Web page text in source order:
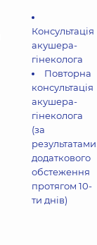
Консультація
акушера-
гінеколога
Повторна
консультація
акушера-
гінеколога
(за
результатами
додаткового
обстеження
протягом 10-
ти днів)